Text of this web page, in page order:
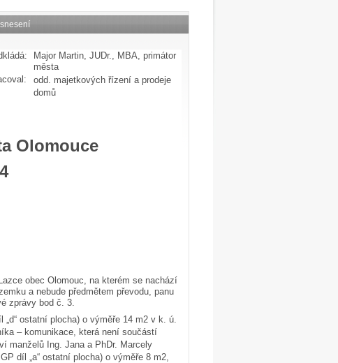
Major Martin, JUDr., MBA, primátor
města
odd. majetkových řízení a prodeje
domů
Olomouce
obec Olomouc, na kterém se nachází
a nebude předmětem převodu, panu
zprávy bod č. 3.
ostatní plocha) o výměře 14 m2 v k. ú.
– komunikace, která není součástí
manželů Ing. Jana a PhDr. Marcely
díl „a“ ostatní plocha) o výměře 8 m2,